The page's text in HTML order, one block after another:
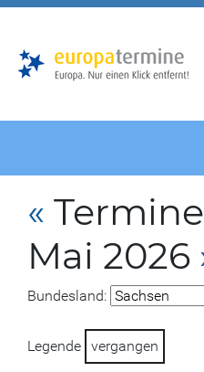
«
Mai 2026
Bundesland:
Legende vergangen